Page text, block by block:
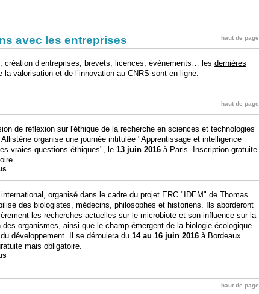
avec les entreprises haut de page
création d’entreprises, brevets, licences, événements… les dernières
la valorisation et de l’innovation au CNRS sont en ligne.
haut de page
de réflexion sur l'éthique de la recherche en sciences et technologies
organise une journée intitulée "Apprentissage et intelligence
vraies questions éthiques", le 13 juin 2016 à Paris. Inscription gratuite
organisé dans le cadre du projet ERC "IDEM" de Thomas
des biologistes, médecins, philosophes et historiens. Ils aborderont
les recherches actuelles sur le microbiote et son influence sur la
des organismes, ainsi que le champ émergent de la biologie écologique
développement. Il se déroulera du 14 au 16 juin 2016 à Bordeaux.
mais obligatoire.
haut de page